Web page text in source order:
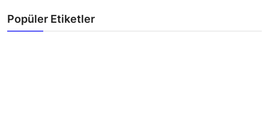
Popüler Etiketler